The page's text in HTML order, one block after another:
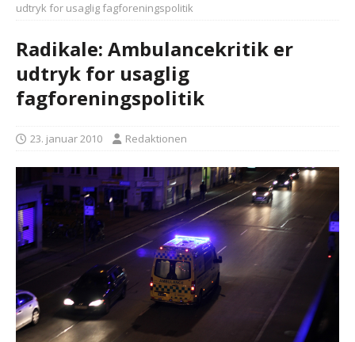
udtryk for usaglig fagforeningspolitik
Radikale: Ambulancekritik er
udtryk for usaglig
fagforeningspolitik
23. januar 2010 Redaktionen